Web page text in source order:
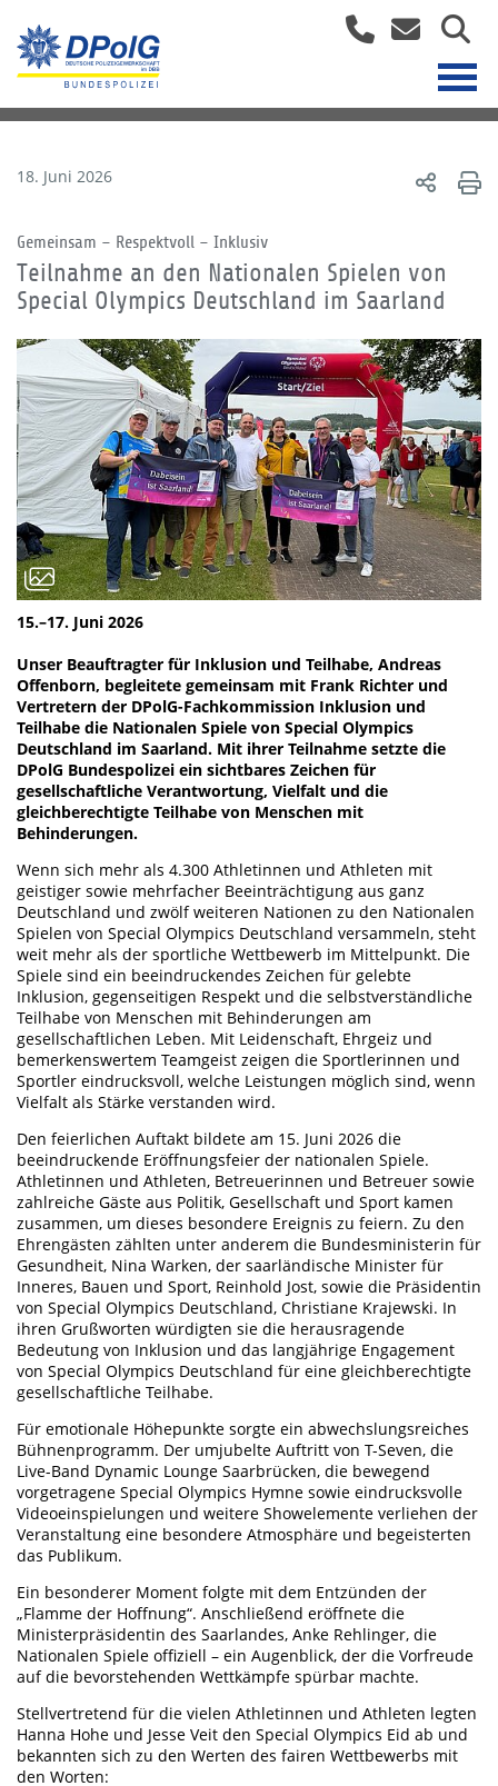
18. Juni 2026
Gemeinsam – Respektvoll – Inklusiv
Teilnahme an den Nationalen Spielen von
Special Olympics Deutschland im Saarland
15.–17. Juni 2026
Unser Beauftragter für Inklusion und Teilhabe, Andreas
Offenborn, begleitete gemeinsam mit Frank Richter und
Vertretern der DPolG-Fachkommission Inklusion und
Teilhabe die Nationalen Spiele von Special Olympics
Deutschland im Saarland. Mit ihrer Teilnahme setzte die
DPolG Bundespolizei ein sichtbares Zeichen für
gesellschaftliche Verantwortung, Vielfalt und die
gleichberechtigte Teilhabe von Menschen mit
Behinderungen.
Wenn sich mehr als 4.300 Athletinnen und Athleten mit
geistiger sowie mehrfacher Beeinträchtigung aus ganz
Deutschland und zwölf weiteren Nationen zu den Nationalen
Spielen von Special Olympics Deutschland versammeln, steht
weit mehr als der sportliche Wettbewerb im Mittelpunkt. Die
Spiele sind ein beeindruckendes Zeichen für gelebte
Inklusion, gegenseitigen Respekt und die selbstverständliche
Teilhabe von Menschen mit Behinderungen am
gesellschaftlichen Leben. Mit Leidenschaft, Ehrgeiz und
bemerkenswertem Teamgeist zeigen die Sportlerinnen und
Sportler eindrucksvoll, welche Leistungen möglich sind, wenn
Vielfalt als Stärke verstanden wird.
Den feierlichen Auftakt bildete am 15. Juni 2026 die
beeindruckende Eröffnungsfeier der nationalen Spiele.
Athletinnen und Athleten, Betreuerinnen und Betreuer sowie
zahlreiche Gäste aus Politik, Gesellschaft und Sport kamen
zusammen, um dieses besondere Ereignis zu feiern. Zu den
Ehrengästen zählten unter anderem die Bundesministerin für
Gesundheit, Nina Warken, der saarländische Minister für
Inneres, Bauen und Sport, Reinhold Jost, sowie die Präsidentin
von Special Olympics Deutschland, Christiane Krajewski. In
ihren Grußworten würdigten sie die herausragende
Bedeutung von Inklusion und das langjährige Engagement
von Special Olympics Deutschland für eine gleichberechtigte
gesellschaftliche Teilhabe.
Für emotionale Höhepunkte sorgte ein abwechslungsreiches
Bühnenprogramm. Der umjubelte Auftritt von T-Seven, die
Live-Band Dynamic Lounge Saarbrücken, die bewegend
vorgetragene Special Olympics Hymne sowie eindrucksvolle
Videoeinspielungen und weitere Showelemente verliehen der
Veranstaltung eine besondere Atmosphäre und begeisterten
das Publikum.
Ein besonderer Moment folgte mit dem Entzünden der
„Flamme der Hoffnung“. Anschließend eröffnete die
Ministerpräsidentin des Saarlandes, Anke Rehlinger, die
Nationalen Spiele offiziell – ein Augenblick, der die Vorfreude
auf die bevorstehenden Wettkämpfe spürbar machte.
Stellvertretend für die vielen Athletinnen und Athleten legten
Hanna Hohe und Jesse Veit den Special Olympics Eid ab und
bekannten sich zu den Werten des fairen Wettbewerbs mit
den Worten: